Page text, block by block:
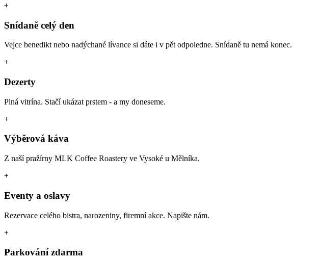
+
Snídaně celý den
Vejce benedikt nebo nadýchané lívance si dáte i v pět odpoledne. Snídaně tu nemá konec.
+
Dezerty
Plná vitrína. Stačí ukázat prstem - a my doneseme.
+
Výběrová káva
Z naší pražírny MLK Coffee Roastery ve Vysoké u Mělníka.
+
Eventy a oslavy
Rezervace celého bistra, narozeniny, firemní akce. Napište nám.
+
Parkování zdarma